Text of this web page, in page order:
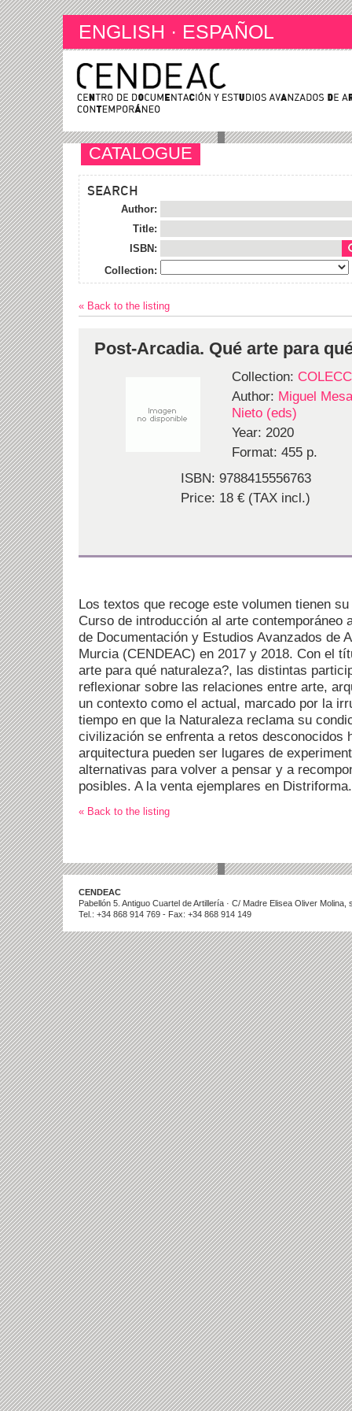
ENGLISH · ESPAÑOL
CATALOGUE
SEARCH
Author:
Title:
ISBN:
Collection:
« Back to the listing
Post-Arcadia. Qué arte para
Collection:
Author: Miguel
Nieto (eds)
Year: 2020
Format: 455 p.
ISBN: 9788415556763
Price: 18 € (TAX incl.)
Los textos que recoge este volumen tienen
Curso de introducción al arte contemporáneo
de Documentación y Estudios Avanzados de
Murcia (CENDEAC) en 2017 y 2018. Con el
arte para qué naturaleza?, las distintas
reflexionar sobre las relaciones entre arte,
un contexto como el actual, marcado por la
tiempo en que la Naturaleza reclama su
civilización se enfrenta a retos desconocidos
arquitectura pueden ser lugares de
alternativas para volver a pensar y a
posibles. A la venta ejemplares en
« Back to the listing
CENDEAC
Pabellón 5. Antiguo Cuartel de Artillería · C/ Madre Elisea Oliver
Tel.: +34 868 914 769 - Fax: +34 868 914 149